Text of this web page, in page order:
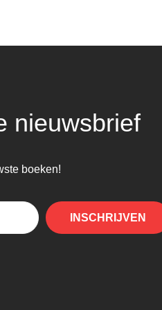
nieuwsbrief
boeken!
INSCHRIJVEN